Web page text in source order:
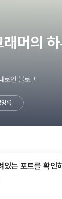
머의
로인 블로그
명록
는 포트를 확인